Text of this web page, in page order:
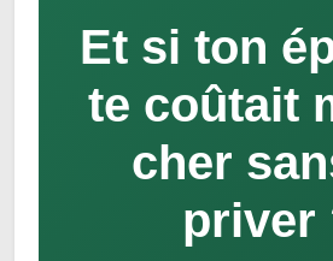
Et si ton
te coûtait
cher
priver